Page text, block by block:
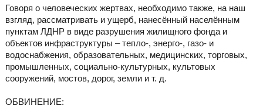
Говоря о человеческих жертвах, необходимо также, на наш
взгляд, рассматривать и ущерб, нанесённый населённым
пунктам ЛДНР в виде разрушения жилищного фонда и
объектов инфраструктуры – тепло-, энерго-, газо- и
водоснабжения, образовательных, медицинских, торговых,
промышленных, социально-культурных, культовых
сооружений, мостов, дорог, земли и т. д.
ОБВИНЕНИЕ: